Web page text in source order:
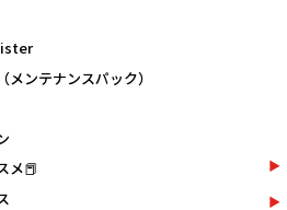
ンテナンスパック）
メ📕